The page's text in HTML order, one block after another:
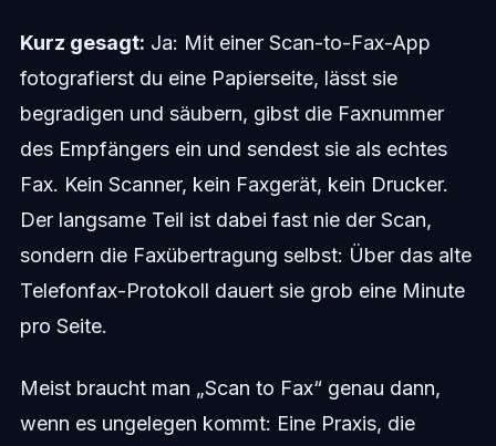
Kurz gesagt: Ja: Mit einer Scan-to-Fax-App
fotografierst du eine Papierseite, lässt sie
begradigen und säubern, gibst die Faxnummer
des Empfängers ein und sendest sie als echtes
Fax. Kein Scanner, kein Faxgerät, kein Drucker.
Der langsame Teil ist dabei fast nie der Scan,
sondern die Faxübertragung selbst: Über das alte
Telefonfax-Protokoll dauert sie grob eine Minute
pro Seite.
Meist braucht man „Scan to Fax“ genau dann,
wenn es ungelegen kommt: Eine Praxis, die